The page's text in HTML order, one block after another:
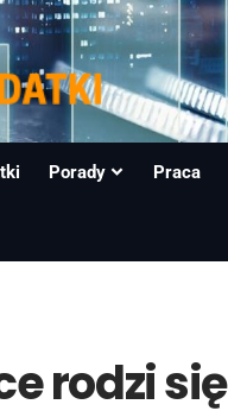
Porady Praca
rodzi się